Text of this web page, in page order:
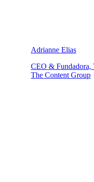
Adrianne Elias
CEO & Fundadora,
The Content Group